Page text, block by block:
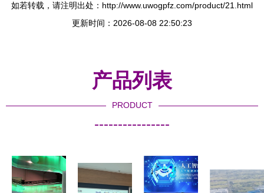
如若转载，请注明出处：http://www.uwogpfz.com/product/21.html
更新时间：2026-08-08 22:50:23
产品列表
PRODUCT
----------------